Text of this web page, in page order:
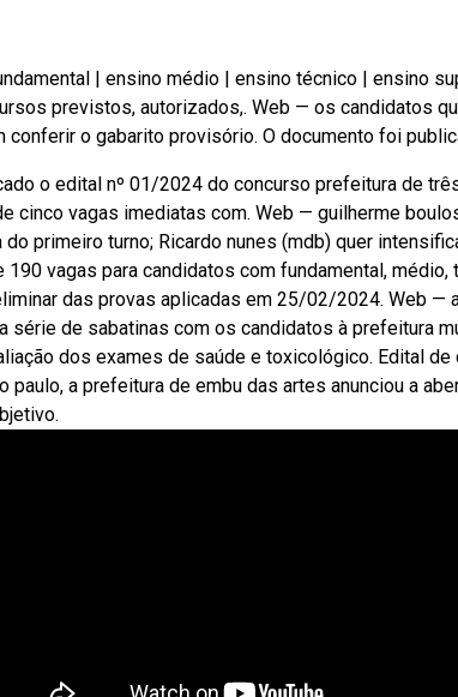
| ensino médio | ensino técnico | ensino
previstos, autorizados,. Web — os candidatos
conferir o gabarito provisório. O documento foi
o edital nº 01/2024 do concurso prefeitura de
cinco vagas imediatas com. Web — guilherme
do primeiro turno; Ricardo nunes (mdb) quer
vagas para candidatos com fundamental,
das provas aplicadas em 25/02/2024. Web —
série de sabatinas com os candidatos à prefeitura
dos exames de saúde e toxicológico. Edital
paulo, a prefeitura de embu das artes anunciou a